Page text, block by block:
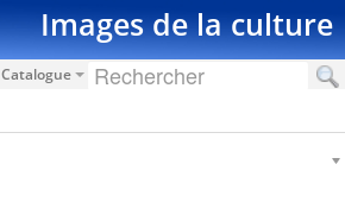
Images de la culture
Catalogue